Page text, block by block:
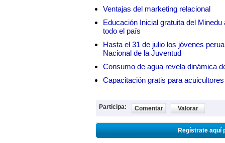
Ventajas del marketing relacional
Educación Inicial gratuita del
todo el país
Hasta el 31 de julio los jóvenes
Nacional de la Juventud
Consumo de agua revela dinámica
Capacitación gratis para
Participa: Comentar Valorar
Regístrate aquí